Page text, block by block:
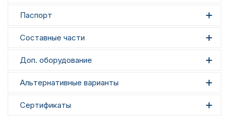
Паспорт
Составные части
Доп. оборудование
Альтернативные варианты
Сертификаты